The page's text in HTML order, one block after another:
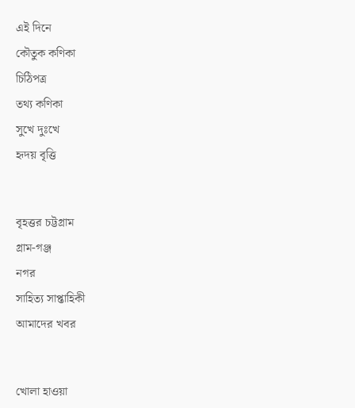
এই দিনে
কৌতুক কণিকা
চিঠিপত্র
তথ্য কণিকা
সুখে দুঃখে
হৃদয় বৃত্তি
বৃহত্তর চট্টগ্রাম
গ্রাম-গঞ্জ
নগর
সাহিত্য সাপ্তাহিকী
আমাদের খবর
খোলা হাওয়া